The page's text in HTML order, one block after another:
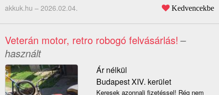
akkuk.hu – 2026.02.04. Kedvencekbe
Veterán motor, retro robogó felvásárlás! –
használt
Ár nélkül
Budapest XIV. kerület
Keresek azonnali fizetéssel! Rég nem